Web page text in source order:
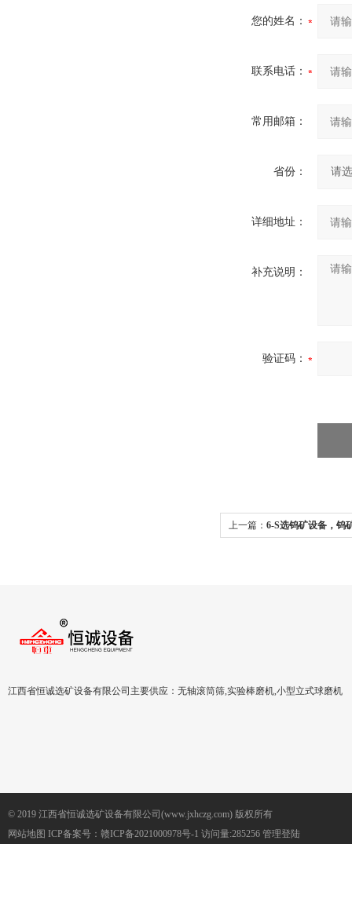
您的姓名：
联系电话：
常用邮箱：
省份：
详细地址：
补充说明：
验证码：
上一篇： 6-S选钨矿设备，钨
江西省恒诚选矿设备有限公司主要供应：无轴滚筒筛,实验棒磨机,小型立式球磨机
© 2019 江西省恒诚选矿设备有限公司(www.jxhczg.com) 版权所有
网站地图 ICP备案号： 赣ICP备2021000978号-1 访问量:285256 管理登陆